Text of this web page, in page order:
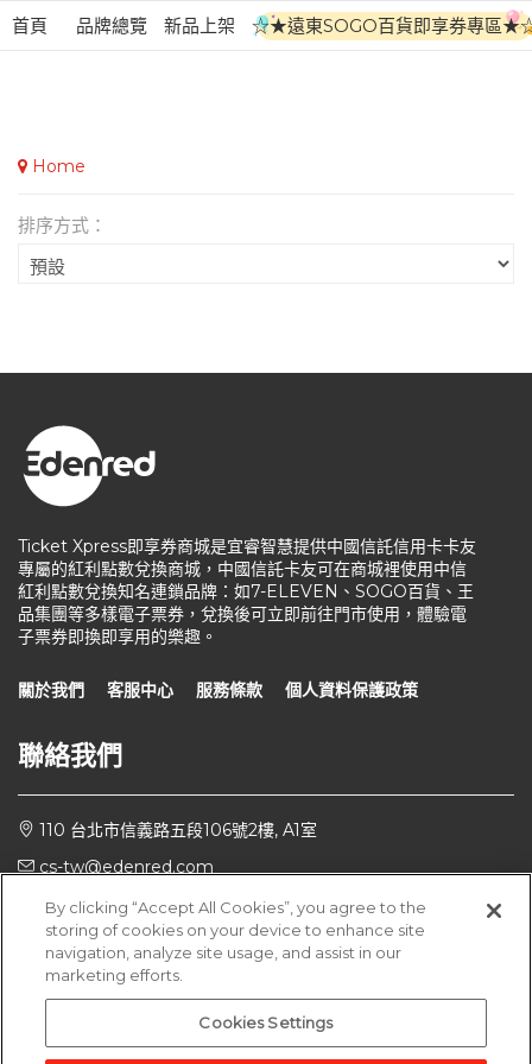
首頁 品牌總覽 新品上架 ☆★遠東SOGO百貨即享券專區
Home
排序方式：
Ticket Xpress即享券商城是宜睿智慧提供中國信託信用卡卡友
專屬的紅利點數兌換商城，中國信託卡友可在商城裡使用中信
紅利點數兌換知名連鎖品牌：如7-ELEVEN、SOGO百貨、王
品集團等多樣電子票券，兌換後可立即前往門市使用，體驗電
子票券即換即享用的樂趣。
關於我們 客服中心 服務條款 個人資料保護政策
聯絡我們
110 台北市信義路五段106號2樓, A1室
cs-tw@edenred.com
週一～週五 10:00至18:00
版權所有 ©新加坡商宜睿智慧股份有限公司台灣分公司
By clicking “Accept All Cookies”, you agree to the
storing of cookies on your device to enhance site
navigation, analyze site usage, and assist in our
marketing efforts.
Cookies Settings